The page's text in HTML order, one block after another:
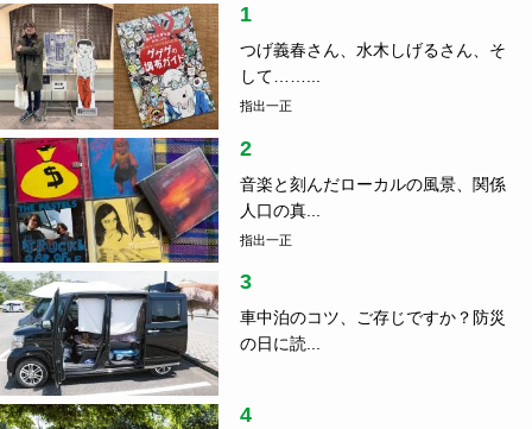
1
つげ義春さん、水木しげるさん、そ
して……...
指出一正
2
音楽と刻んだローカルの風景、関係
人口の真...
指出一正
3
車中泊のコツ、ご存じですか？防災
の日に読...
4